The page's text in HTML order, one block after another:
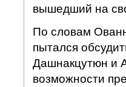
вышедший на
По словам
пытался
Дашнакцутюн и
возможности